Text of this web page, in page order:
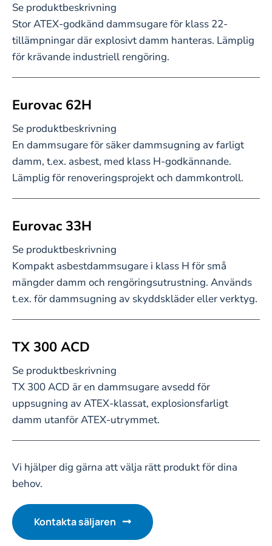
Se produktbeskrivning
Stor ATEX-godkänd dammsugare för klass 22-
tillämpningar där explosivt damm hanteras. Lämplig
för krävande industriell rengöring.
Eurovac 62H
Se produktbeskrivning
En dammsugare för säker dammsugning av farligt
damm, t.ex. asbest, med klass H-godkännande.
Lämplig för renoveringsprojekt och dammkontroll.
Eurovac 33H
Se produktbeskrivning
Kompakt asbestdammsugare i klass H för små
mängder damm och rengöringsutrustning. Används
t.ex. för dammsugning av skyddskläder eller verktyg.
TX 300 ACD
Se produktbeskrivning
TX 300 ACD är en dammsugare avsedd för
uppsugning av ATEX-klassat, explosionsfarligt
damm utanför ATEX-utrymmet.
Vi hjälper dig gärna att välja rätt produkt för dina
behov.
Kontakta säljaren